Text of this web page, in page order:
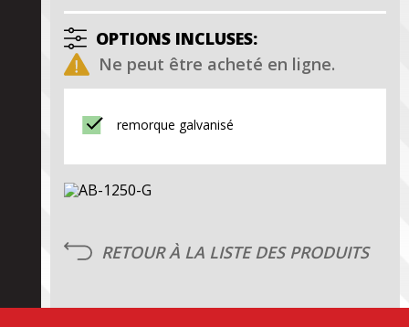
OPTIONS INCLUSES:
Ne peut être acheté en ligne.
remorque galvanisé
RETOUR À LA LISTE DES PRODUITS